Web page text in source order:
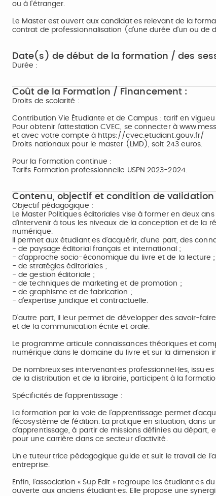
ou à l’étranger.
Le Master est ouvert aux candidat·es relevant de la
contrat de professionnalisation (d’une durée d’un ou de
Date(s) de début de la formation / des
Durée :
Coût de la Formation / Financement :
Droits de scolarité :
Contribution Vie Étudiante et de Campus : tarif en
Pour obtenir l’attestation CVEC, se connecter à
et avec votre compte à https://cvec.etudiant.gouv.fr/
Droits nationaux pour le master (LMD), soit 243 euros.
Pour la Formation continue :
Tarifs Formation professionnelle USPN 2023-2024.
Contenu, objectif et condition de
Objectif pédagogique :
Le Master Politiques éditoriales vise à former en deux
d’intervenir à tous les niveaux de la conception et de la
numérique.
Il permet aux étudiant·es d’acquérir, d’une part, des
- de paysage éditorial français et international ;
- d’approche socio-économique du livre et de la lecture ;
- de stratégies éditoriales ;
- de gestion éditoriale ;
- de techniques de marketing et de promotion ;
- de graphisme et de fabrication ;
- d’expertise juridique et contractuelle.
D’autre part, il leur permet de développer des savoir-
et de la communication écrite et orale.
Le programme articule connaissances théoriques et
numérique dans le domaine du livre et sur la dimension
De nombreux·ses intervenant·es professionnel·les,
de la distribution et de la librairie, participent à la
Spécificités de l’apprentissage :
La formation par la voie de l’apprentissage permet
l’écosystème de l’édition. La pratique en situation, dans
d’apprentissage, à partir de missions définies au départ,
pour une carrière dans ce secteur d’activité.
Un·e tuteur·trice pédagogique guide et suit le travail de
entreprise.
Enfin, l’association « Sup Edit » regroupe les
ouverte aux anciens étudiant·es. Elle propose une